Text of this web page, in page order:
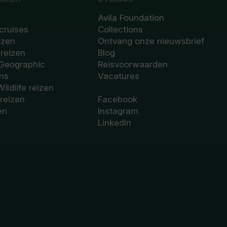
reizen
Avila Foundation
Collections
Ontvang onze nieuwsbrief
Blog
Reisvoorwaarden
Vacatures
Facebook
Instagram
LinkedIn